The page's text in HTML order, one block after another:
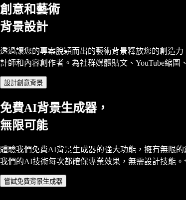
創意和藝術
背景設計
透過讓您的專案脫穎而出的藝術背景釋放您的創造
計師和內容創作者。為社群媒體貼文、YouTube縮
設計創意背景
免費AI背景生成器，
無限可能
體驗我們免費AI背景生成器的強大功能，擁有無限
我們的AI技術每次都確保專業效果，無需設計技能
嘗試免費背景生成器